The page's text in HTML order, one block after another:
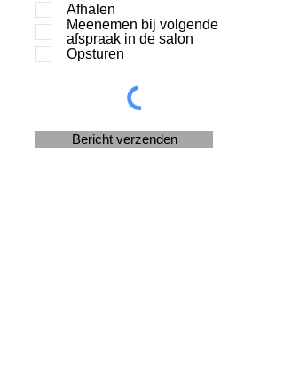
Afhalen
Meenemen bij volgende
afspraak in de salon
Opsturen
Bericht verzenden